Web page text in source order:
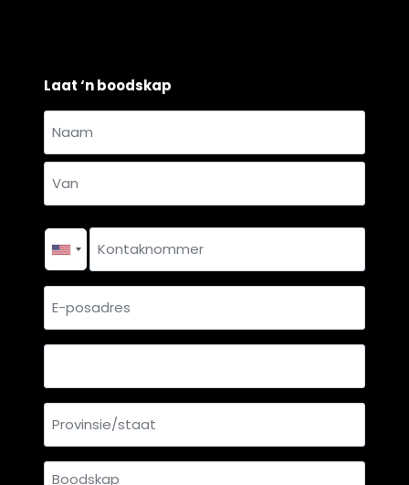
Laat ‘n boodskap
Naam
Kontaknommer
posadres
Provinsie/staat
Boodskap